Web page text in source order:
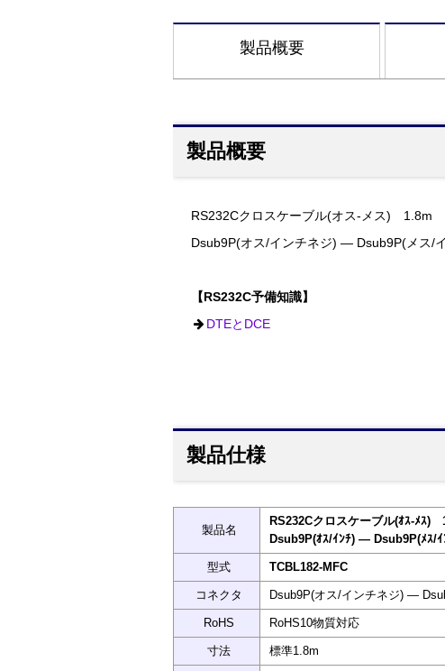
製品概要
製品概要
RS232Cクロスケーブル(オス-メス) 1.8m
Dsub9P(オス/インチネジ) ― Dsub9P(メス/
【RS232C予備知識】
DTEとDCE
製品仕様
製品名
RS232Cクロスケーブル(ｵｽ-ﾒｽ)
Dsub9P(ｵｽ/ｲﾝﾁ) ― Dsub9P(ﾒｽ/ｲ
型式 TCBL182-MFC
コネクタ Dsub9P(オス/インチネジ) ―
RoHS RoHS10物質対応
寸法 標準1.8m